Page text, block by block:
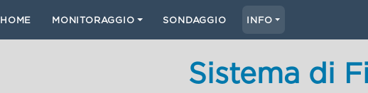
HOME MONITORAGGIO SONDAGGIO INFO
Sistema di